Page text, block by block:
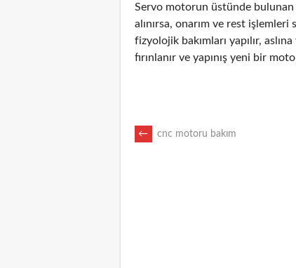
Servo motorun üstünde bulunan
alınırsa, onarım ve rest işlemleri
fizyolojik bakımları yapılır,
fırınlanır ve yapınış yeni bir
POST
← cnc motoru bakım